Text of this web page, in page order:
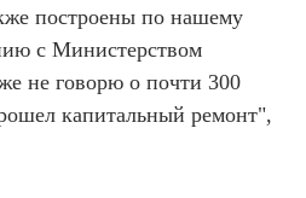
построены по нашему
с Министерством
не говорю о почти 300
капитальный ремонт",